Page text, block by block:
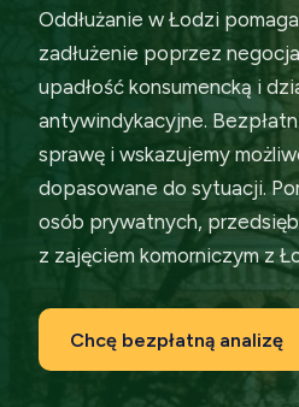
Oddłużanie w Łodzi
zadłużenie poprzez
upadłość konsumencką i
antywindykacyjne.
sprawę i wskazujemy
dopasowane do sytuacji.
osób prywatnych,
z zajęciem komorniczym z
Chcę bezpłatną analizę